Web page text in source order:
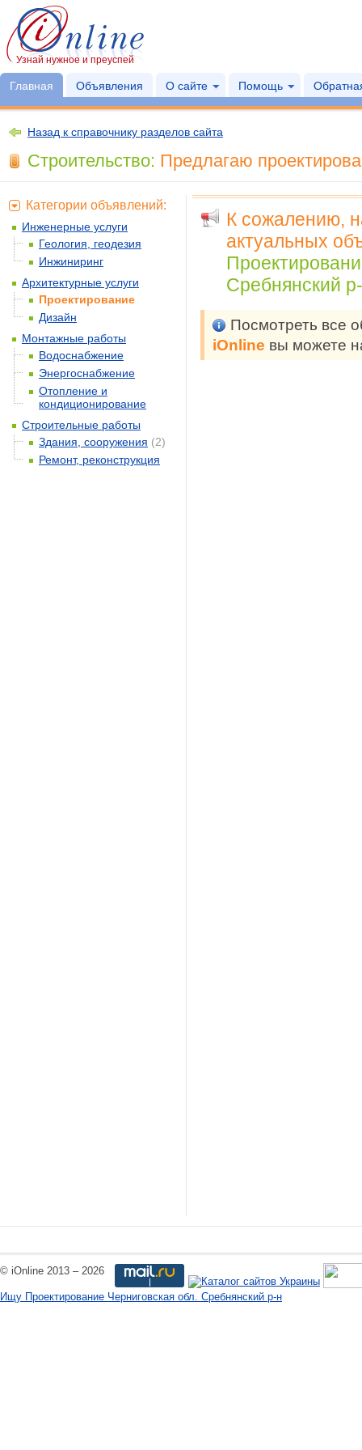
Узнай нужное и преуспей
Главная Объявления О сайте Помощь
Назад к справочнику разделов сайта
Строительство: Предлагаю
К сожалению,
актуальных
Сребнянский
Посмотреть все
iOnline вы можете
Категории объявлений:
Инженерные услуги
Геология, геодезия
Инжиниринг
Архитектурные услуги
Проектирование
Дизайн
Монтажные работы
Водоснабжение
Энергоснабжение
Отопление и
кондиционирование
Строительные работы
Здания, сооружения (2)
Ремонт, реконструкция
© iOnline 2013 – 2026
Ищу Проектирование Черниговская обл. Сребнянский р-н